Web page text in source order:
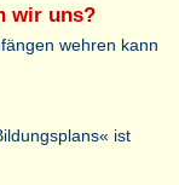
wir uns?
wehren kann
ist